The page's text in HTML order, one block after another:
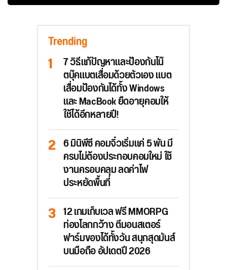
Trending
7 วิธีแก้ปัญหาและป้องกันโน๊
ตบุ๊คแบตเสื่อมด้วยตัวเอง แบต
เสื่อมป้องกันได้ทั้ง Windows
และ MacBook ยืดอายุคอมให้
ใช้ได้อีกหลายปี!
6 มินิพีซี คอมจิ๋วเริ่มแค่ 5 พัน มี
ครบไม่ต้องประกอบคอมใหม่ ใช้
งานครอบคลุม ลดค่าไฟ
ประหยัดพื้นที่
12 เกมเก็บเวล ฟรี MMORPG
ท่องโลกกว้าง ตีมอนสเตอร์
ฟาร์มของได้ทั้งวัน สนุกสุดมันส์
บนมือถือ อัปเดตปี 2026